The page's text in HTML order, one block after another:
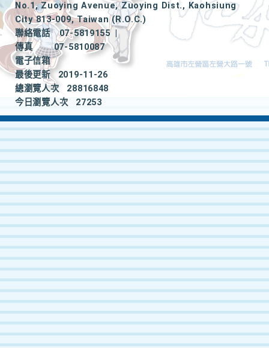
No.1, Zuoying Avenue, Zuoying Dist., Kaohsiung
City 813-009, Taiwan (R.O.C.)
聯絡電話
07-5819155
|
傳真
07-5810087
電子信箱
最後更新
2019-11-26
總瀏覽人次
28816848
今日瀏覽人次
27253